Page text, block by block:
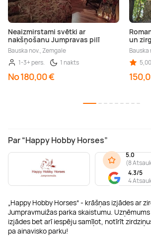
Neaizmirstami svētki ar
nakšņošanu Jumpravas pilī
Bauska nov., Zemgale
1-3+ pers.
1 nakts
No 180,00 €
un
Bauska
Par “Happy Hobby Horses”
„Happy Hobby Horses“ - krāšņas izjādes ar
Jumpravmuižas parka skaistumu.
izjādes bet arī iespēju samīļot, notīrīt
pa ainavisko parku!
5.0
(8
4.3/5
4